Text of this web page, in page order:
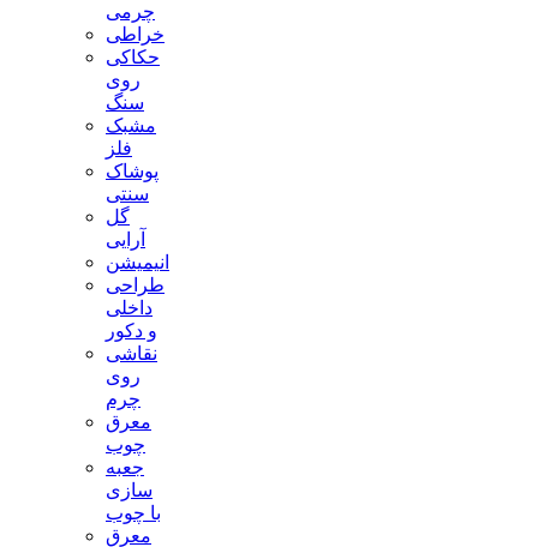
چرمی
خراطی
حکاکی
روی
سنگ
مشبک
فلز
پوشاک
سنتی
گل
آرایی
انیمیشن
طراحی
داخلی
و دکور
نقاشی
روی
چرم
معرق
چوب
جعبه
سازی
با چوب
معرق